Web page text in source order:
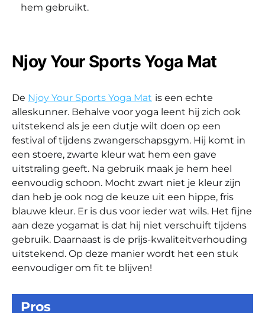
hem gebruikt.
Njoy Your Sports Yoga Mat
De Njoy Your Sports Yoga Mat is een echte
alleskunner. Behalve voor yoga leent hij zich ook
uitstekend als je een dutje wilt doen op een
festival of tijdens zwangerschapsgym. Hij komt in
een stoere, zwarte kleur wat hem een gave
uitstraling geeft. Na gebruik maak je hem heel
eenvoudig schoon. Mocht zwart niet je kleur zijn
dan heb je ook nog de keuze uit een hippe, fris
blauwe kleur. Er is dus voor ieder wat wils. Het fijne
aan deze yogamat is dat hij niet verschuift tijdens
gebruik. Daarnaast is de prijs-kwaliteitverhouding
uitstekend. Op deze manier wordt het een stuk
eenvoudiger om fit te blijven!
Pros